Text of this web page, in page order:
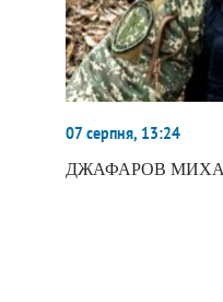
07 серпня, 13:24
ДЖАФАРОВ